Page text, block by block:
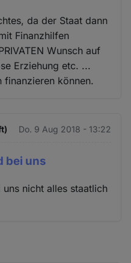
da der Staat dann
Finanzhilfen
Wunsch auf
Erziehung etc. ...
finanzieren können.
Do. 9 Aug 2018 - 13:22
bei uns
nicht alles staatlich